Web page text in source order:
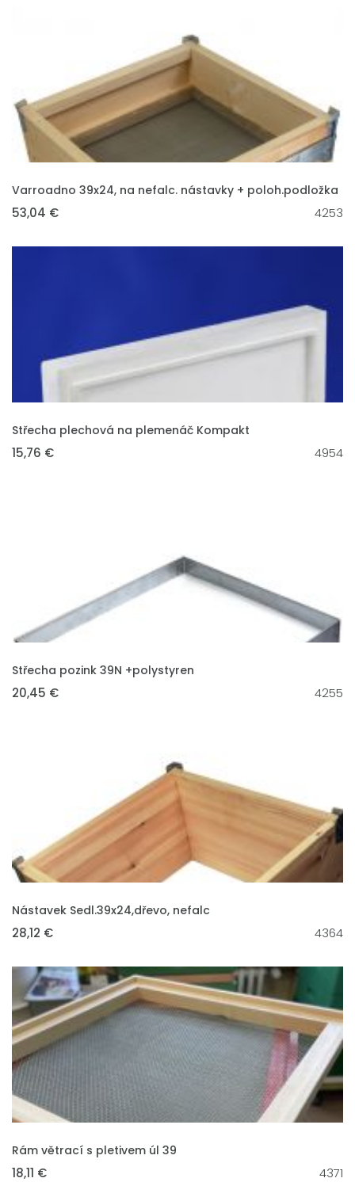
VLOŽIT DO KOŠÍKU
Varroadno 39x24, na nefalc. nástavky + poloh.podložka
53,04 € 4253
VLOŽIT DO KOŠÍKU
Střecha plechová na plemenáč Kompakt
15,76 € 4954
VLOŽIT DO KOŠÍKU
Střecha pozink 39N +polystyren
20,45 € 4255
VLOŽIT DO KOŠÍKU
Nástavek Sedl.39x24,dřevo, nefalc
28,12 € 4364
VLOŽIT DO KOŠÍKU
Rám větrací s pletivem úl 39
18,11 € 4371